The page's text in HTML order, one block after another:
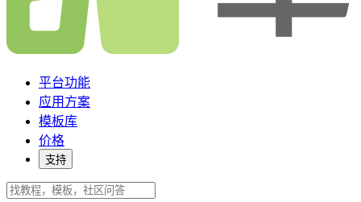
平台功能
应用方案
模板库
价格
支持